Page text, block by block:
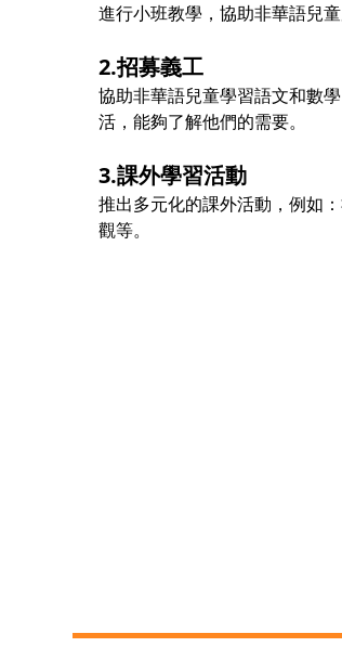
進行小班教學，協助非華語兒
2.招募義工
協助非華語兒童學習語文和數
活，能夠了解他們的需要。
3.課外學習活動
推出多元化的課外活動，例如
觀等。